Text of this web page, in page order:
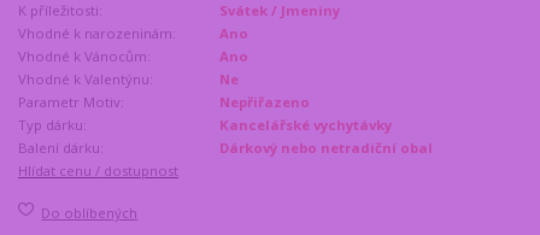
K příležitosti:
Svátek / Jmeniny
Vhodné k narozeninám:
Ano
Vhodné k Vánocům:
Ano
Vhodné k Valentýnu:
Ne
Parametr Motiv:
Nepřiřazeno
Typ dárku:
Kancelářské vychytávky
Balení dárku:
Dárkový nebo netradiční obal
Hlídat cenu / dostupnost
Do oblíbených